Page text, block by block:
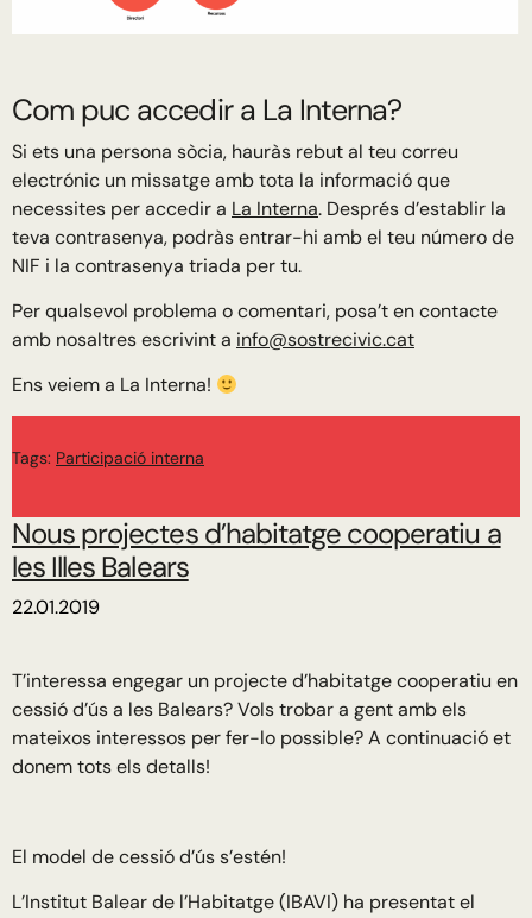
Com puc accedir a La Interna?
Si ets una persona sòcia, hauràs rebut al teu correu
electrónic un missatge amb tota la informació que
necessites per accedir a La Interna. Després d’establir la
teva contrasenya, podràs entrar-hi amb el teu número de
NIF i la contrasenya triada per tu.
Per qualsevol problema o comentari, posa’t en contacte
amb nosaltres escrivint a info@sostrecivic.cat
Ens veiem a La Interna!
Tags: Participació interna
Nous projectes d’habitatge cooperatiu a
les Illes Balears
22.01.2019
T’interessa engegar un projecte d’habitatge cooperatiu en
cessió d’ús a les Balears? Vols trobar a gent amb els
mateixos interessos per fer-lo possible? A continuació et
donem tots els detalls!
El model de cessió d’ús s’estén!
L’Institut Balear de l’Habitatge (IBAVI) ha presentat el